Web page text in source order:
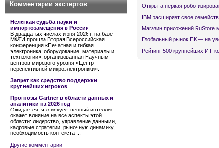
Комментарии экспертов
Нелегкая судьба науки и
импортозамещения в России
В двадцатых числах июня 2026 г. на базе
МФТИ прошла Вторая Всероссийская
конференция «Печатная и гибкая
электроника: оборудование, материалы и
технологии», организованная Научным
центров мирового уровня «Центр
перспективной микроэлектроники».
Запрет как средство поддержки
крупнейших игроков
Прогнозы Gartner в области данных и
аналитики на 2026 год
Ожидается, что искусственный интеллект
окажет влияние на все аспекты этой
области: лидерство, управление данными,
кадровые стратегии, рыночную динамику,
необходимость контекста ...
Другие комментарии
Открыта первая
IBM расширяет свое
Магазин приложений RuStore
Глобальный рынок ПК — на
Рейтинг 500 крупнейших ИТ-